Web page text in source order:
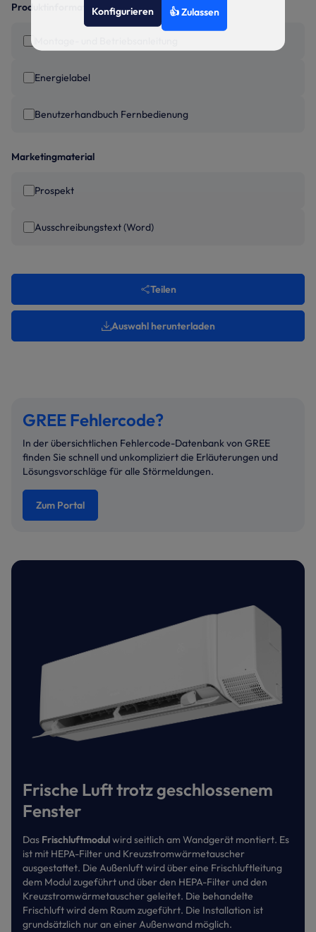
Produktinformationen
Energielabel
Benutzerhandbuch Fernbedienung
Marketingmaterial
Prospekt
Ausschreibungstext (Word)
Teilen
Auswahl herunterladen
GREE Fehlercode?
In der übersichtlichen Fehlercode-Datenbank von GREE
finden Sie schnell und unkompliziert die Erläuterungen und
Lösungsvorschläge für alle Störmeldungen.
Zum Portal
Frische Luft trotz geschlossenem
Fenster
Das Frischluftmodulwird seitlich am Wandgerät montiert. Es
ist mit HEPA-Filter und Kreuzstromwärmetauscher
ausgestattet. Die Außenluft wird über eine Frischluftleitung
dem Modul zugeführt und über den HEPA-Filter und den
Kreuzstromwärmetauscher geleitet. Die behandelte
Frischluft wird dem Raum zugeführt. Die Installation ist
grundsätzlich nur an einer Außenwand möglich.
Konfigurieren 👍 Zulassen